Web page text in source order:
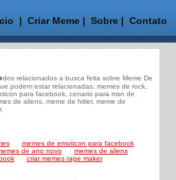
| Criar Meme| Sobre| Contato
relacionados a busca feita sobre Meme De
podem estar relacionadas: memes de rock,
para facebook, cenario para msn de
de aliens, meme de hitler, meme de
memes de emoticon para facebook
de ano novo
memes de aliens
criar memes rage maker